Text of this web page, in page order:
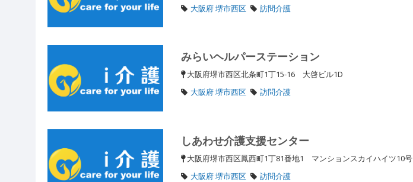
大阪府 堺市西区
訪問介護
みらいヘルパーステーション
大阪府堺市西区北条町1丁15-16 大啓ビル1D
大阪府 堺市西区
訪問介護
しあわせ介護支援センター
大阪府堺市西区鳳西町1丁81番地1 マンションスカイハイツ10号
大阪府 堺市西区
訪問介護